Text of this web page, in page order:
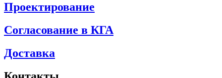
Проектирование
Согласование в КГА
Доставка